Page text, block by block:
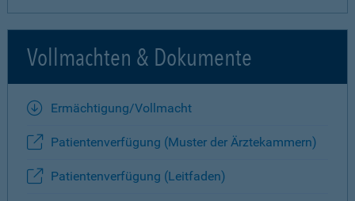
Vollmachten & Dokumente
Ermächtigung/Vollmacht
Patientenverfügung (Muster der Ärztekammern)
Patientenverfügung (Leitfaden)